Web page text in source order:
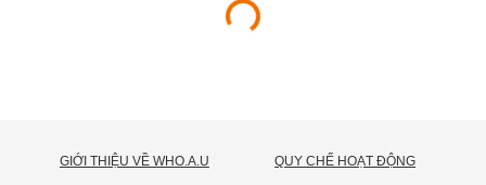
GIỚI THIỆU VỀ WHO.A.U QUY CHẾ HOẠT ĐỘNG